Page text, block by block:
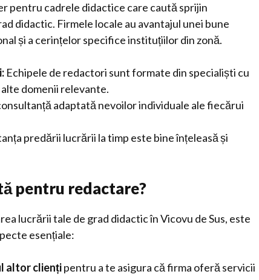
pentru cadrele didactice care caută sprijin
didactic. Firmele locale au avantajul unei bune
și a cerințelor specifice instituțiilor din zonă.
Echipele de redactori sunt formate din specialiști cu
domenii relevante.
adaptată nevoilor individuale ale fiecărui
predării lucrării la timp este bine înțeleasă și
pentru redactare?
lucrării tale de grad didactic în Vicovu de Sus, este
esențiale:
altor cliențipentru a te asigura că firma oferă servicii